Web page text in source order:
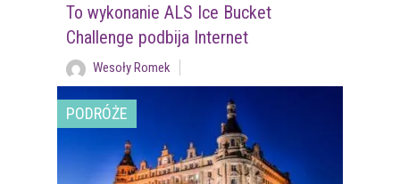
To wykonanie ALS Ice Bucket
Challenge podbija Internet
Wesoły Romek
PODRÓŻE